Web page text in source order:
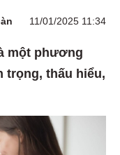
11/01/2025 11:34
một phương
thấu hiểu,